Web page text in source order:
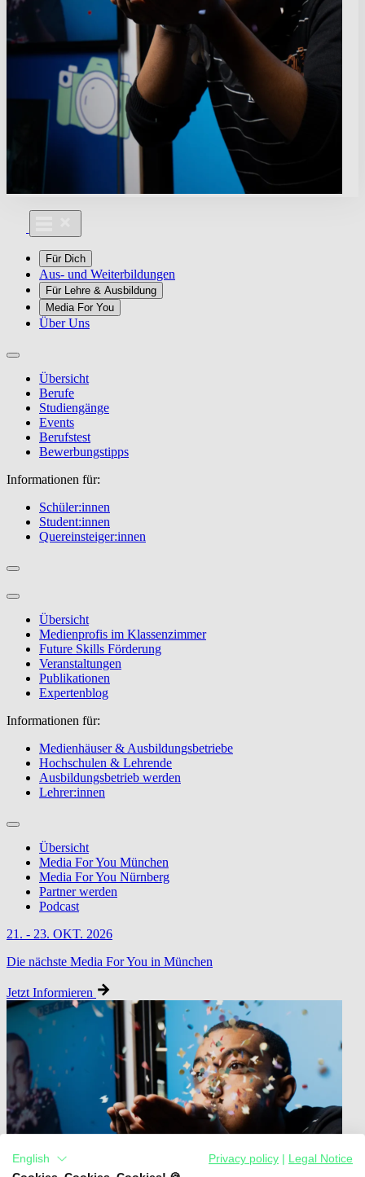
Für Dich
Aus- und Weiterbildungen
Für Lehre & Ausbildung
Media For You
Über Uns
Übersicht
Berufe
Studiengänge
Events
Berufstest
Bewerbungstipps
Informationen für:
Schüler:innen
Student:innen
Quereinsteiger:innen
Übersicht
Medienprofis im Klassenzimmer
Future Skills Förderung
Veranstaltungen
Publikationen
Expertenblog
Informationen für:
Medienhäuser & Ausbildungsbetriebe
Hochschulen & Lehrende
Ausbildungsbetrieb werden
Lehrer:innen
Übersicht
Media For You München
Media For You Nürnberg
Partner werden
Podcast
21. - 23. OKT. 2026
Die nächste Media For You in München
Jetzt Informieren
English Privacy policy
Legal Notice